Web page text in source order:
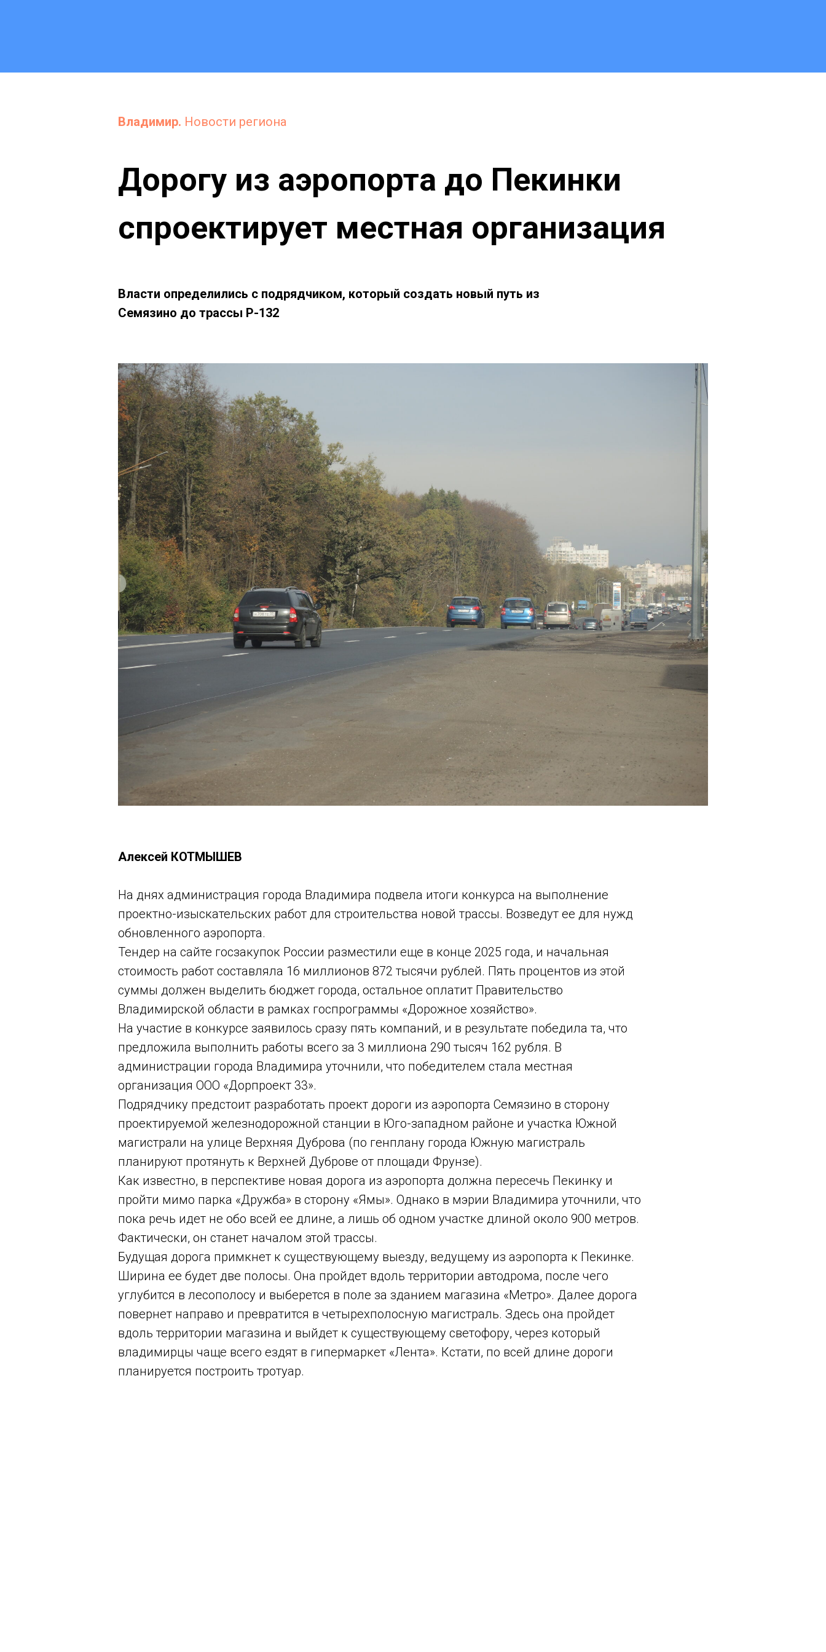
Владимир. Новости региона
Дорогу из аэропорта до Пекинки
спроектирует местная организация
Власти определились с подрядчиком, который создать новый путь из
Семязино до трассы Р-132
Алексей КОТМЫШЕВ
На днях администрация города Владимира подвела итоги конкурса на выполнение
проектно-изыскательских работ для строительства новой трассы. Возведут ее для нужд
обновленного аэропорта.
Тендер на сайте госзакупок России разместили еще в конце 2025 года, и начальная
стоимость работ составляла 16 миллионов 872 тысячи рублей. Пять процентов из этой
суммы должен выделить бюджет города, остальное оплатит Правительство
Владимирской области в рамках госпрограммы «Дорожное хозяйство».
На участие в конкурсе заявилось сразу пять компаний, и в результате победила та, что
предложила выполнить работы всего за 3 миллиона 290 тысяч 162 рубля. В
администрации города Владимира уточнили, что победителем стала местная
организация ООО «Дорпроект 33».
Подрядчику предстоит разработать проект дороги из аэропорта Семязино в сторону
проектируемой железнодорожной станции в Юго-западном районе и участка Южной
магистрали на улице Верхняя Дуброва (по генплану города Южную магистраль
планируют протянуть к Верхней Дуброве от площади Фрунзе).
Как известно, в перспективе новая дорога из аэропорта должна пересечь Пекинку и
пройти мимо парка «Дружба» в сторону «Ямы». Однако в мэрии Владимира уточнили, что
пока речь идет не обо всей ее длине, а лишь об одном участке длиной около 900 метров.
Фактически, он станет началом этой трассы.
Будущая дорога примкнет к существующему выезду, ведущему из аэропорта к Пекинке.
Ширина ее будет две полосы. Она пройдет вдоль территории автодрома, после чего
углубится в лесополосу и выберется в поле за зданием магазина «Метро». Далее дорога
повернет направо и превратится в четырехполосную магистраль. Здесь она пройдет
вдоль территории магазина и выйдет к существующему светофору, через который
владимирцы чаще всего ездят в гипермаркет «Лента». Кстати, по всей длине дороги
планируется построить тротуар.